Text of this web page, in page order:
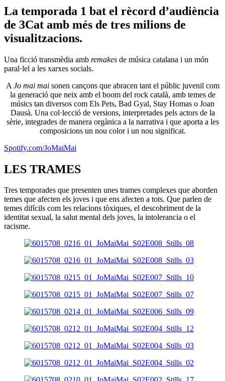
La temporada 1 bat el rècord d’audiència
de 3Cat amb més de tres milions de
visualitzacions.
Una ficció transmèdia amb remakes de música catalana i un món
paral·lel a les xarxes socials.
A Jo mai maisonen cançons que abracen tant el públic juvenil com
la generació que neix amb el boom del rock català, amb temes de
músics tan diversos com Els Pets, Bad Gyal, Stay Homas o Joan
Dausà. Una col·lecció de versions, interpretades pels actors de la
sèrie, integrades de manera orgànica a la narrativa i que aporta a les
composicions un nou color i un nou significat.
Spotify.com/JoMaiMai
LES TRAMES
Tres temporades que presenten unes trames complexes que aborden
temes que afecten els joves i que ens afecten a tots. Que parlen de
temes difícils com les relacions tòxiques, el descobriment de la
identitat sexual, la salut mental dels joves, la intolerancia o el
racisme.